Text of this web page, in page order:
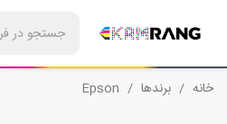
خانه / برندها /
Epson